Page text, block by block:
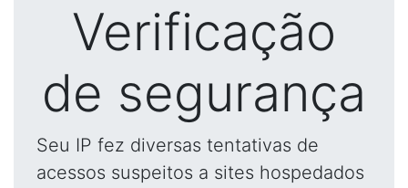
Verificação
de segurança
Seu IP fez diversas tentativas de
acessos suspeitos a sites hospedados